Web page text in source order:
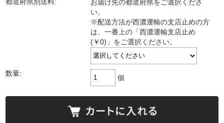
都道府県別送料:
お届け先の都道府県をご選択くださ
い。
※配送方法が西濃運輸の支店止めの方
は、一番上の「西濃運輸支店止め
(￥0)」をご選択ください。
数量:
個